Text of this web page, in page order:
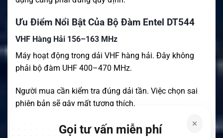
Ưu Điểm Nổi Bật Của Bộ Đàm Entel DT544
VHF Hàng Hải 156–163 MHz
Máy hoạt động trong dải VHF hàng hải. Đây không
phải bộ đàm UHF 400–470 MHz.
Người mua cần kiểm tra đúng dải tần. Việc chọn sai
phiên bản sẽ gây mất tương thích.
Chỉ Hỗ Trợ AnalogGọi tư vấn miễn phí